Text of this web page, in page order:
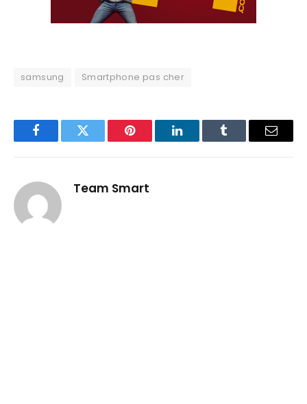
samsung Smartphone pas cher
FacebookTwitter Pinterest LinkedInTumblr Email
Team Smart